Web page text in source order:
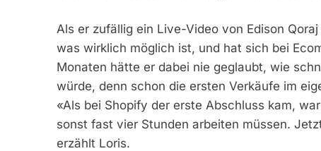
Als er zufällig ein Live-Video von Edison
was wirklich möglich ist, und hat sich bei
Monaten hätte er dabei nie geglaubt, wie
würde, denn schon die ersten Verkäufe im
«Als bei Shopify der erste Abschluss kam,
sonst fast vier Stunden arbeiten müssen.
erzählt Loris.